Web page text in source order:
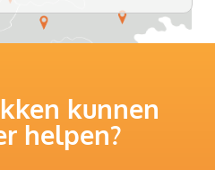
kunnen
helpen?